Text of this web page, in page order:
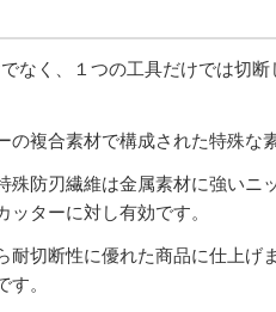
なく、１つの工具だけでは切
複合素材で構成された特殊な素
防刃繊維は金属素材に強い
ターに対し有効です。
切断性に優れた商品に仕上
。